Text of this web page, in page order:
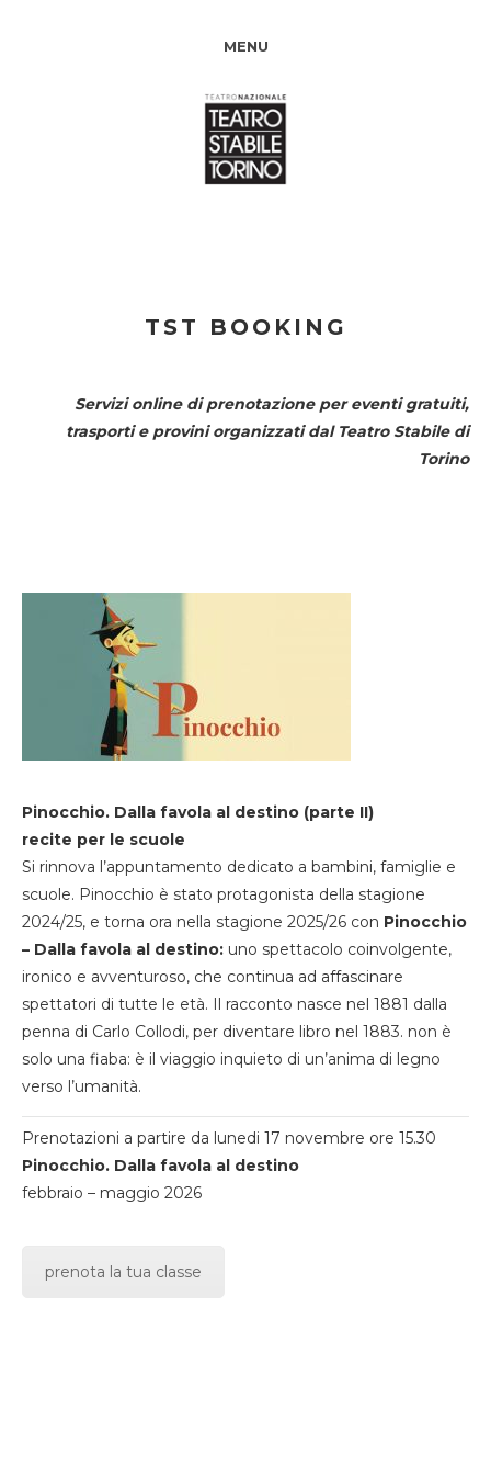
MENU
TST BOOKING
Servizi online di prenotazione per eventi gratuiti,
trasporti e provini organizzati dal Teatro Stabile di
Torino
Pinocchio. Dalla favola al destino (parte II)
recite per le scuole
Si rinnova l’appuntamento dedicato a bambini, famiglie e
scuole. Pinocchio è stato protagonista della stagione
2024/25, e torna ora nella stagione 2025/26 con Pinocchio
– Dalla favola al destino: uno spettacolo coinvolgente,
ironico e avventuroso, che continua ad affascinare
spettatori di tutte le età. Il racconto nasce nel 1881 dalla
penna di Carlo Collodi, per diventare libro nel 1883. non è
solo una fiaba: è il viaggio inquieto di un’anima di legno
verso l’umanità.
Prenotazioni a partire da lunedi 17 novembre ore 15.30
Pinocchio. Dalla favola al destino
febbraio – maggio 2026
prenota la tua classe